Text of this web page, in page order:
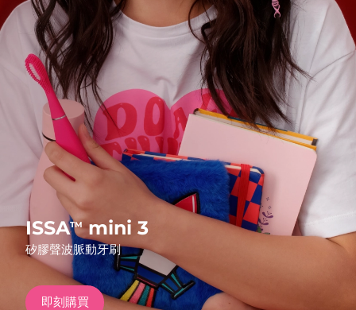
ISSATMmini 3
矽膠聲波脈動牙刷
即刻購買
我的訂閱
FAQ™ Dual LED Panel
熱門產品
特別優惠 暢銷產品
發貨國家
美國 預計送達日期8/13/26
英國 預計送達日期 8/12/26
西班牙 預計送達日期8/12/26
澳洲 預計送達日期 8/15/26
法國 預計送達日期 8/12/26
德國
加拿大 預計送達日期